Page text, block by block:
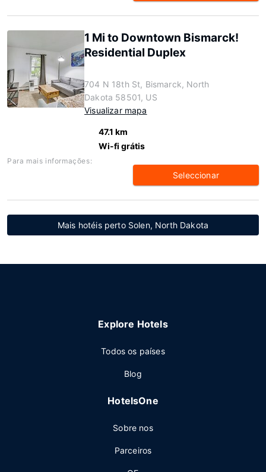
1 Mi to Downtown Bismarck!
Residential Duplex
704 N 18th St, Bismarck, North
Dakota 58501, US
Visualizar mapa
47.1 km
Wi-fi grátis
Para mais informações:
Seleccionar
Mais hotéis perto Solen, North Dakota
Explore Hotels
Todos os países
Blog
HotelsOne
Sobre nos
Parceiros